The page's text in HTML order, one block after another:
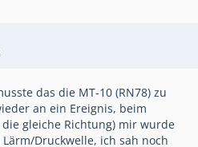
das die MT-10 (RN78) zu
an ein Ereignis, beim
gleiche Richtung) mir wurde
Druckwelle, ich sah noch